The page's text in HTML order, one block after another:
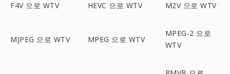
F4V 으로 WTV HEVC 으로 WTV M2V 으로 WTV
MJPEG 으로 WTV MPEG 으로 WTV
MPEG-2 으로
WTV